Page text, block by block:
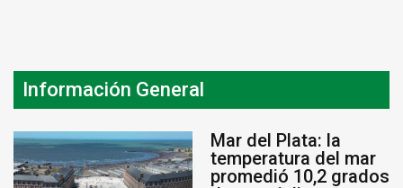
Información General
Mar del Plata: la
temperatura del mar
promedió 10,2 grados